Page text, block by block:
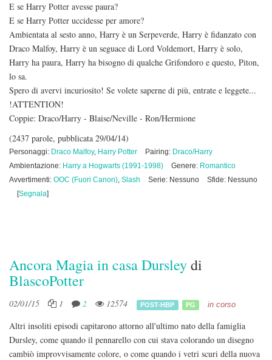
E se Harry Potter avesse paura?
E se Harry Potter uccidesse per amore?
Ambientata al sesto anno, Harry è un Serpeverde, Harry è fidanzato con
Draco Malfoy, Harry è un seguace di Lord Voldemort, Harry è solo,
Harry ha paura, Harry ha bisogno di qualche Grifondoro e questo, Piton,
lo sa.
Spero di avervi incuriosito! Se volete saperne di più, entrate e leggete...
!ATTENTION!
Coppie: Draco/Harry - Blaise/Neville - Ron/Hermione
(2437 parole, pubblicata 29/04/14)
Personaggi: Draco Malfoy, Harry Potter Pairing: Draco/Harry
Ambientazione: Harry a Hogwarts (1991-1998) Genere: Romantico
Avvertimenti: OOC (Fuori Canon), Slash Serie: Nessuno
Sfide: Nessuno
[Segnala]
Ancora Magia in casa Dursleydi
BlascoPotter
02/01/15 1 2 12574 POST-HBP PG in corso
Altri insoliti episodi capitarono attorno all'ultimo nato della famiglia
Dursley, come quando il pennarello con cui stava colorando un disegno
cambiò improvvisamente colore, o come quando i vetri scuri della nuova